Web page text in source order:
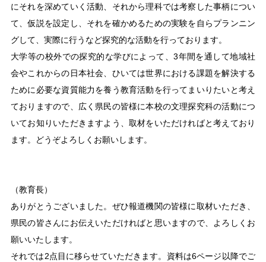
にそれを深めていく活動、それから理科では考察した事柄につい
て、仮説を設定し、それを確かめるための実験を自らプランニン
グして、実際に行うなど探究的な活動を行っております。
大学等の校外での探究的な学びによって、3年間を通して地域社
会やこれからの日本社会、ひいては世界における課題を解決する
ために必要な資質能力を養う教育活動を行ってまいりたいと考え
ておりますので、広く県民の皆様に本校の文理探究科の活動につ
いてお知りいただきますよう、取材をいただければと考えており
ます。どうぞよろしくお願いします。
（教育長）
ありがとうございました。ぜひ報道機関の皆様に取材いただき、
県民の皆さんにお伝えいただければと思いますので、よろしくお
願いいたします。
それでは2点目に移らせていただきます。資料は6ページ以降でご